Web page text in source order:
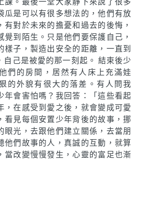
瓜是可以有很多想法的，他們有放
有對於未來的擔憂和過去的後悔，
覺到陌生。只是他們要保護自己，
樣子，製造出安全的距離，一直到
自己是被愛的那一刻起。 結束後少
們的房間，居然有人床上充滿娃
的外貌有很大的落差。有人問我
年會害怕嗎？我回答：「這些看起
，在感受到愛之後，就會變成可愛
看見每個安置少年背後的故事，挪
眼光，去跟他們建立關係，去當朋
他們故事的人，真誠的互動，就算
當改變慢慢發生，心靈的富足也漸